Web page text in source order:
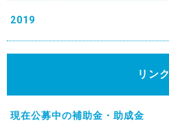
2019
リンク
現在公募中の補助金・助成金